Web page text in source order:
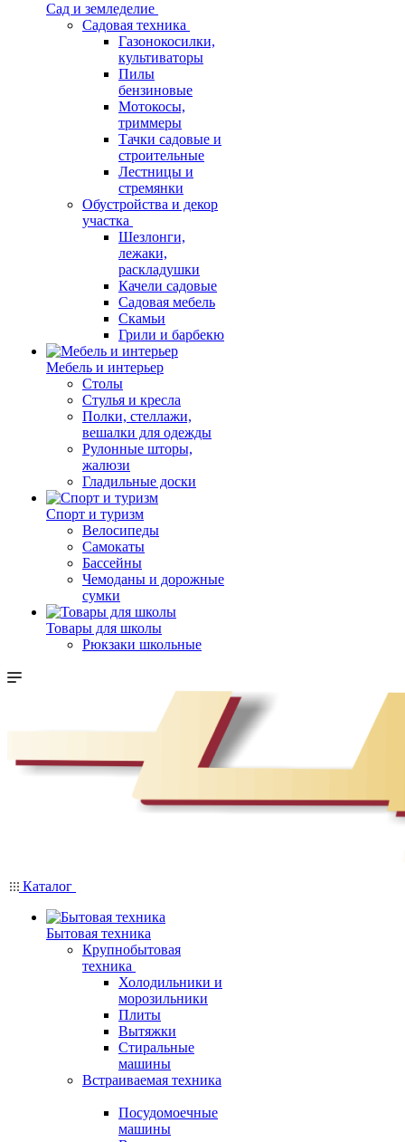
Сад и земледелие
Садовая техника
Газонокосилки,
культиваторы
Пилы
бензиновые
Мотокосы,
триммеры
Тачки садовые и
строительные
Лестницы и
стремянки
Обустройства и декор
участка
Шезлонги,
лежаки,
раскладушки
Качели садовые
Садовая мебель
Скамьи
Грили и барбекю
Мебель и интерьер
Столы
Стулья и кресла
Полки, стеллажи,
вешалки для одежды
Рулонные шторы,
жалюзи
Гладильные доски
Спорт и туризм
Велосипеды
Самокаты
Бассейны
Чемоданы и дорожные
сумки
Товары для школы
Рюкзаки школьные
Каталог
Бытовая техника
Крупнобытовая
техника
Холодильники и
морозильники
Плиты
Вытяжки
Стиральные
машины
Встраиваемая техника
Посудомоечные
машины